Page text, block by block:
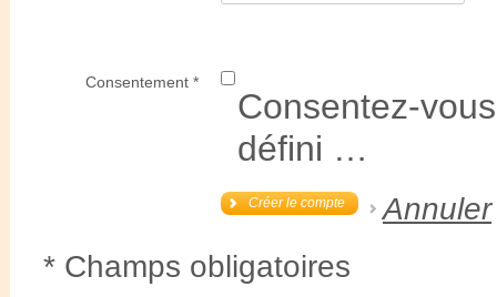
Consentement *
Consentez-
défini …
Créer le compte
Annuler
* Champs obligatoires